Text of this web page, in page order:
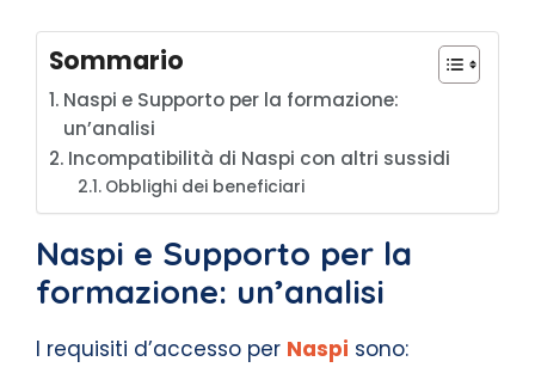
Sommario
Naspi e Supporto per la formazione:
un’analisi
Incompatibilità di Naspi con altri sussidi
Obblighi dei beneficiari
Naspi e Supporto per la
formazione: un’analisi
I requisiti d’accesso per Naspi sono: